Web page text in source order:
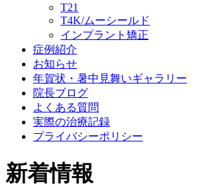
T21
T4K/ムーシールド
インプラント矯正
症例紹介
お知らせ
年賀状・暑中見舞いギャラリー
院長ブログ
よくある質問
実際の治療記録
プライバシーポリシー
新着情報